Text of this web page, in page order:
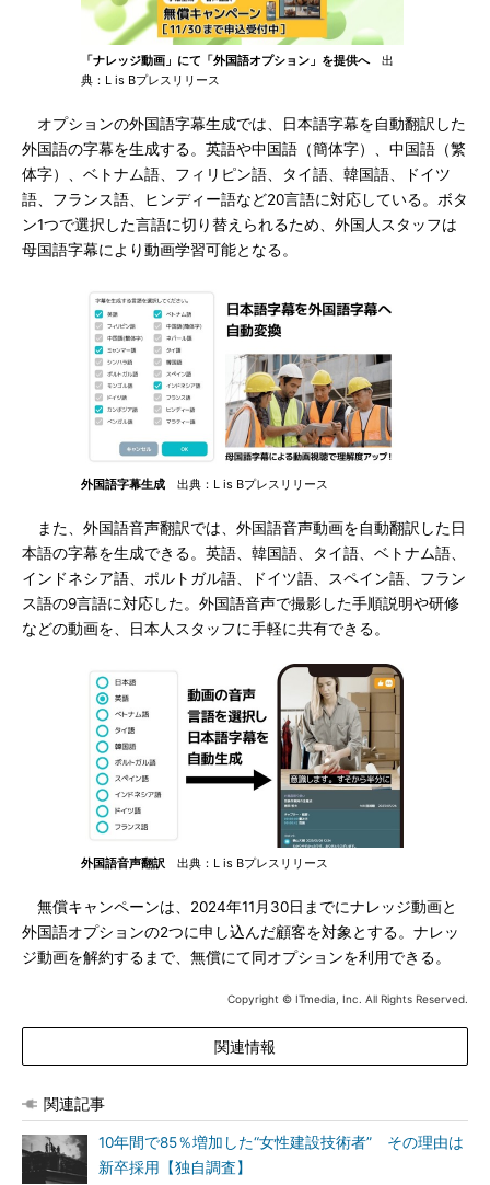
「ナレッジ動画」にて「外国語オプション」を提供へ出
典：L is Bプレスリリース
オプションの外国語字幕生成では、日本語字幕を自動翻訳した
外国語の字幕を生成する。英語や中国語（簡体字）、中国語（繁
体字）、ベトナム語、フィリピン語、タイ語、韓国語、ドイツ
語、フランス語、ヒンディー語など20言語に対応している。ボタ
ン1つで選択した言語に切り替えられるため、外国人スタッフは
母国語字幕により動画学習可能となる。
外国語字幕生成 出典：L is Bプレスリリース
また、外国語音声翻訳では、外国語音声動画を自動翻訳した日
本語の字幕を生成できる。英語、韓国語、タイ語、ベトナム語、
インドネシア語、ポルトガル語、ドイツ語、スペイン語、フラン
ス語の9言語に対応した。外国語音声で撮影した手順説明や研修
などの動画を、日本人スタッフに手軽に共有できる。
外国語音声翻訳 出典：L is Bプレスリリース
無償キャンペーンは、2024年11月30日までにナレッジ動画と
外国語オプションの2つに申し込んだ顧客を対象とする。ナレッ
ジ動画を解約するまで、無償にて同オプションを利用できる。
Copyright © ITmedia, Inc. All Rights Reserved.
関連情報
関連記事
10年間で85％増加した“女性建設技術者” その理由は
新卒採用【独自調査】